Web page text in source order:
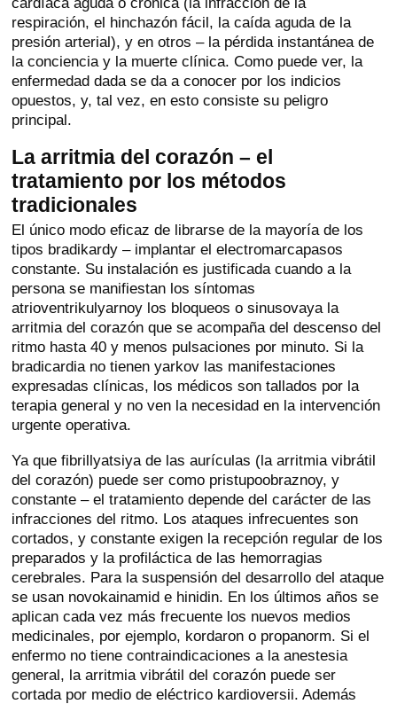
respiración, el hinchazón fácil, la caída aguda de la
presión arterial), y en otros – la pérdida instantánea de
la conciencia y la muerte clínica. Como puede ver, la
enfermedad dada se da a conocer por los indicios
opuestos, y, tal vez, en esto consiste su peligro
principal.
La arritmia del corazón – el
tratamiento por los métodos
tradicionales
El único modo eficaz de librarse de la mayoría de los
tipos bradikardy – implantar el electromarcapasos
constante. Su instalación es justificada cuando a la
persona se manifiestan los síntomas
atrioventrikulyarnoy los bloqueos o sinusovaya la
arritmia del corazón que se acompaña del descenso del
ritmo hasta 40 y menos pulsaciones por minuto. Si la
bradicardia no tienen yarkov las manifestaciones
expresadas clínicas, los médicos son tallados por la
terapia general y no ven la necesidad en la intervención
urgente operativa.
Ya que fibrillyatsiya de las aurículas (la arritmia vibrátil
del corazón) puede ser como pristupoobraznoy, y
constante – el tratamiento depende del carácter de las
infracciones del ritmo. Los ataques infrecuentes son
cortados, y constante exigen la recepción regular de los
preparados y la profiláctica de las hemorragias
cerebrales. Para la suspensión del desarrollo del ataque
se usan novokainamid e hinidin. En los últimos años se
aplican cada vez más frecuente los nuevos medios
medicinales, por ejemplo, kordaron o propanorm. Si el
enfermo no tiene contraindicaciones a la anestesia
general, la arritmia vibrátil del corazón puede ser
cortada por medio de eléctrico kardioversii. Además